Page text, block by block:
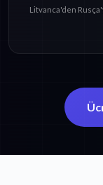
Litvanca'den